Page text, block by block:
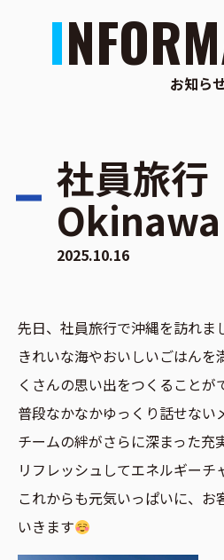
お知ら
社員旅
Okinawa
2025.10.16
先日、社員旅行で沖縄を訪れま
きれいな海やおいしいごはんを
くさんの思い出をつくることが
普段なかなかゆっくり話せない
チームの絆がさらに深まった充
リフレッシュしてエネルギーチ
これからも元気いっぱいに、お
いきます